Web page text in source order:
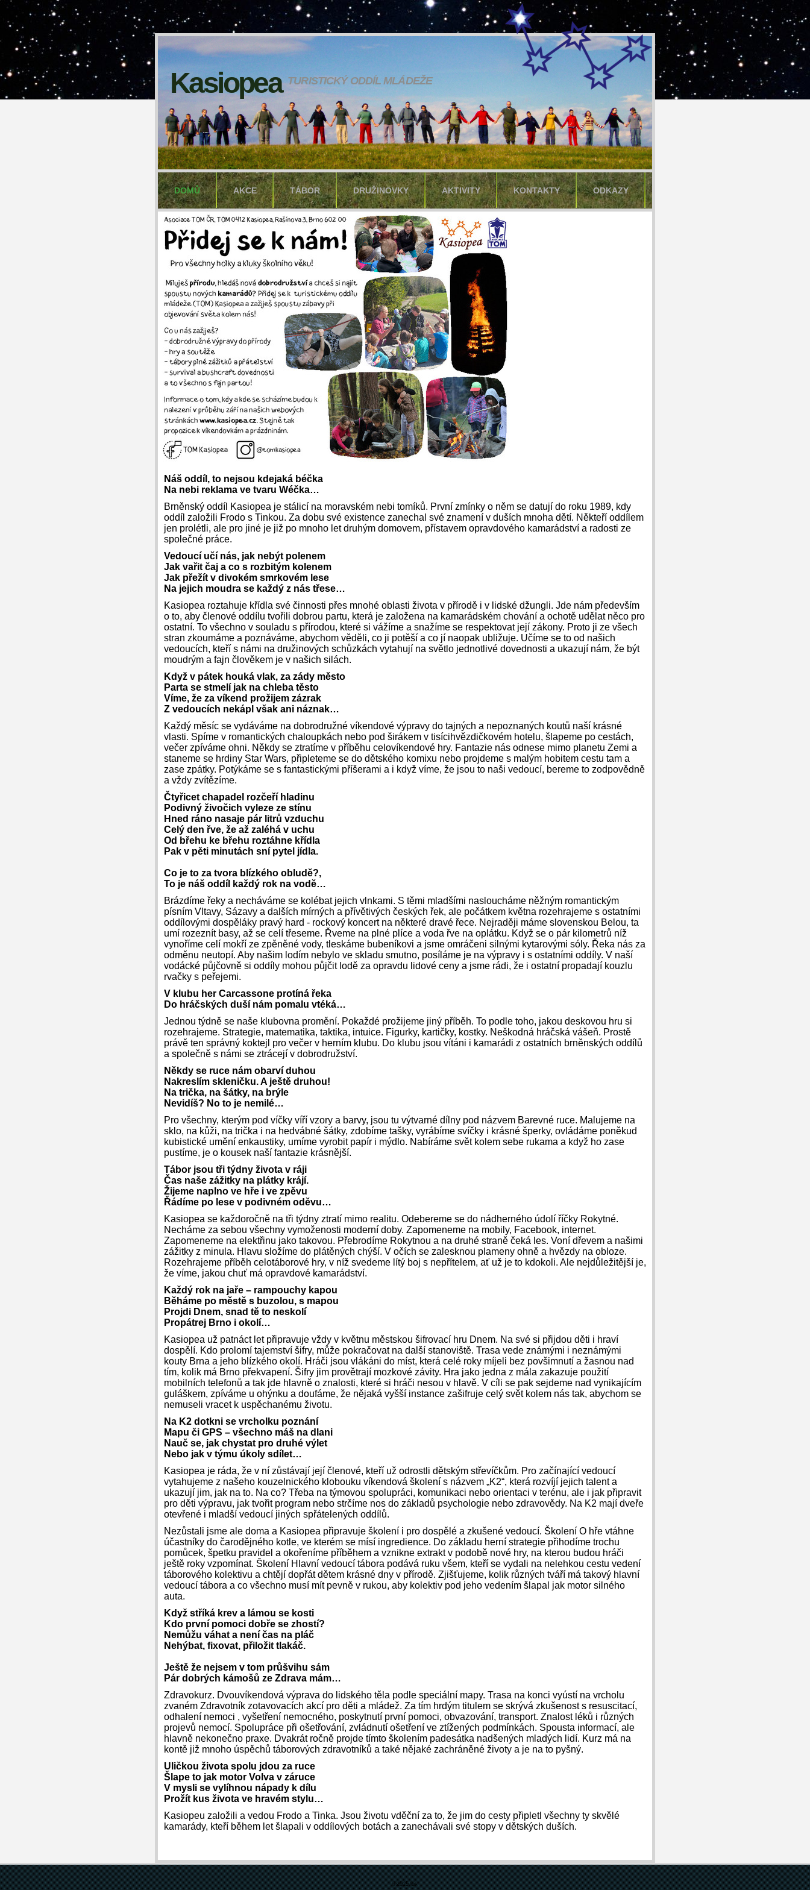
Kasiopea TURISTICKÝ ODDÍL MLÁDEŽE
DOMŮ AKCE TÁBOR DRUŽINOVKY AKTIVITY KONTAKTY ODKAZY
Náš oddíl, to nejsou kdejaká béčka
Na nebi reklama ve tvaru Wéčka…
Brněnský oddíl Kasiopea je stálicí na moravském nebi tomíků. První zmínky o něm se datují do roku 1989, kdy
oddíl založili Frodo s Tinkou. Za dobu své existence zanechal své znamení v duších mnoha dětí. Někteří oddílem
jen prolétli, ale pro jiné je již po mnoho let druhým domovem, přístavem opravdového kamarádství a radosti ze
společné práce.
Vedoucí učí nás, jak nebýt polenem
Jak vařit čaj a co s rozbitým kolenem
Jak přežít v divokém smrkovém lese
Na jejich moudra se každý z nás třese…
Kasiopea roztahuje křídla své činnosti přes mnohé oblasti života v přírodě i v lidské džungli. Jde nám především
o to, aby členové oddílu tvořili dobrou partu, která je založena na kamarádském chování a ochotě udělat něco pro
ostatní. To všechno v souladu s přírodou, které si vážíme a snažíme se respektovat její zákony. Proto ji ze všech
stran zkoumáme a poznáváme, abychom věděli, co ji potěší a co jí naopak ubližuje. Učíme se to od našich
vedoucích, kteří s námi na družinových schůzkách vytahují na světlo jednotlivé dovednosti a ukazují nám, že být
moudrým a fajn člověkem je v našich silách.
Když v pátek houká vlak, za zády město
Parta se stmelí jak na chleba těsto
Víme, že za víkend prožijem zázrak
Z vedoucích nekápl však ani náznak…
Každý měsíc se vydáváme na dobrodružné víkendové výpravy do tajných a nepoznaných koutů naší krásné
vlasti. Spíme v romantických chaloupkách nebo pod širákem v tisícihvězdičkovém hotelu, šlapeme po cestách,
večer zpíváme ohni. Někdy se ztratíme v příběhu celovíkendové hry. Fantazie nás odnese mimo planetu Zemi a
staneme se hrdiny Star Wars, připleteme se do dětského komixu nebo projdeme s malým hobitem cestu tam a
zase zpátky. Potýkáme se s fantastickými příšerami a i když víme, že jsou to naši vedoucí, bereme to zodpovědně
a vždy zvítězíme.
Čtyřicet chapadel rozčeří hladinu
Podivný živočich vyleze ze stínu
Hned ráno nasaje pár litrů vzduchu
Celý den řve, že až zaléhá v uchu
Od břehu ke břehu roztáhne křídla
Pak v pěti minutách sní pytel jídla.
Co je to za tvora blízkého obludě?,
To je náš oddíl každý rok na vodě…
Brázdíme řeky a necháváme se kolébat jejich vlnkami. S těmi mladšími nasloucháme něžným romantickým
písním Vltavy, Sázavy a dalších mírných a přívětivých českých řek, ale počátkem května rozehrajeme s ostatními
oddílovými dospěláky pravý hard - rockový koncert na některé dravé řece. Nejraději máme slovenskou Belou, ta
umí rozeznít basy, až se celí třeseme. Řveme na plné plíce a voda řve na oplátku. Když se o pár kilometrů níž
vynoříme celí mokří ze zpěněné vody, tleskáme bubeníkovi a jsme omráčeni silnými kytarovými sóly. Řeka nás za
odměnu neutopí. Aby našim lodím nebylo ve skladu smutno, posíláme je na výpravy i s ostatními oddíly. V naší
vodácké půjčovně si oddíly mohou půjčit lodě za opravdu lidové ceny a jsme rádi, že i ostatní propadají kouzlu
rvačky s peřejemi.
V klubu her Carcassone protíná řeka
Do hráčských duší nám pomalu vtéká…
Jednou týdně se naše klubovna promění. Pokaždé prožijeme jiný příběh. To podle toho, jakou deskovou hru si
rozehrajeme. Strategie, matematika, taktika, intuice. Figurky, kartičky, kostky. Neškodná hráčská vášeň. Prostě
právě ten správný koktejl pro večer v herním klubu. Do klubu jsou vítáni i kamarádi z ostatních brněnských oddílů
a společně s námi se ztrácejí v dobrodružství.
Někdy se ruce nám obarví duhou
Nakreslím skleničku. A ještě druhou!
Na trička, na šátky, na brýle
Nevidíš? No to je nemilé…
Pro všechny, kterým pod víčky víří vzory a barvy, jsou tu výtvarné dílny pod názvem Barevné ruce. Malujeme na
sklo, na kůži, na trička i na hedvábné šátky, zdobíme tašky, vyrábíme svíčky i krásné šperky, ovládáme poněkud
kubistické umění enkaustiky, umíme vyrobit papír i mýdlo. Nabíráme svět kolem sebe rukama a když ho zase
pustíme, je o kousek naší fantazie krásnější.
Tábor jsou tři týdny života v ráji
Čas naše zážitky na plátky krájí.
Žijeme naplno ve hře i ve zpěvu
Řádíme po lese v podivném oděvu…
Kasiopea se každoročně na tři týdny ztratí mimo realitu. Odebereme se do nádherného údolí říčky Rokytné.
Necháme za sebou všechny vymoženosti moderní doby. Zapomeneme na mobily, Facebook, internet.
Zapomeneme na elektřinu jako takovou. Přebrodíme Rokytnou a na druhé straně čeká les. Voní dřevem a našimi
zážitky z minula. Hlavu složíme do plátěných chýší. V očích se zalesknou plameny ohně a hvězdy na obloze.
Rozehrajeme příběh celotáborové hry, v níž svedeme lítý boj s nepřítelem, ať už je to kdokoli. Ale nejdůležitější je,
že víme, jakou chuť má opravdové kamarádství.
Každý rok na jaře – rampouchy kapou
Běháme po městě s buzolou, s mapou
Projdi Dnem, snad tě to neskolí
Propátrej Brno i okolí…
Kasiopea už patnáct let připravuje vždy v květnu městskou šifrovací hru Dnem. Na své si přijdou děti i hraví
dospělí. Kdo prolomí tajemství šifry, může pokračovat na další stanoviště. Trasa vede známými i neznámými
kouty Brna a jeho blízkého okolí. Hráči jsou vlákáni do míst, která celé roky míjeli bez povšimnutí a žasnou nad
tím, kolik má Brno překvapení. Šifry jim provětrají mozkové závity. Hra jako jedna z mála zakazuje použití
mobilních telefonů a tak jde hlavně o znalosti, které si hráči nesou v hlavě. V cíli se pak sejdeme nad vynikajícím
guláškem, zpíváme u ohýnku a doufáme, že nějaká vyšší instance zašifruje celý svět kolem nás tak, abychom se
nemuseli vracet k uspěchanému životu.
Na K2 dotkni se vrcholku poznání
Mapu či GPS – všechno máš na dlani
Nauč se, jak chystat pro druhé výlet
Nebo jak v týmu úkoly sdílet…
Kasiopea je ráda, že v ní zůstávají její členové, kteří už odrostli dětským střevíčkům. Pro začínající vedoucí
vytahujeme z našeho kouzelnického klobouku víkendová školení s názvem „K2“, která rozvíjí jejich talent a
ukazují jim, jak na to. Na co? Třeba na týmovou spolupráci, komunikaci nebo orientaci v terénu, ale i jak připravit
pro děti výpravu, jak tvořit program nebo strčíme nos do základů psychologie nebo zdravovědy. Na K2 mají dveře
otevřené i mladší vedoucí jiných spřátelených oddílů.
Nezůstali jsme ale doma a Kasiopea připravuje školení i pro dospělé a zkušené vedoucí. Školení O hře vtáhne
účastníky do čarodějného kotle, ve kterém se mísí ingredience. Do základu herní strategie přihodíme trochu
pomůcek, špetku pravidel a okořeníme příběhem a vznikne extrakt v podobě nové hry, na kterou budou hráči
ještě roky vzpomínat. Školení Hlavní vedoucí tábora podává ruku všem, kteří se vydali na nelehkou cestu vedení
táborového kolektivu a chtějí dopřát dětem krásné dny v přírodě. Zjišťujeme, kolik různých tváří má takový hlavní
vedoucí tábora a co všechno musí mít pevně v rukou, aby kolektiv pod jeho vedením šlapal jak motor silného
auta.
Když stříká krev a lámou se kosti
Kdo první pomoci dobře se zhostí?
Nemůžu váhat a není čas na pláč
Nehýbat, fixovat, přiložit tlakáč.
Ještě že nejsem v tom průšvihu sám
Pár dobrých kámošů ze Zdrava mám…
Zdravokurz. Dvouvíkendová výprava do lidského těla podle speciální mapy. Trasa na konci vyústí na vrcholu
zvaném Zdravotník zotavovacích akcí pro děti a mládež. Za tím hrdým titulem se skrývá zkušenost s resuscitací,
odhalení nemoci , vyšetření nemocného, poskytnutí první pomoci, obvazování, transport. Znalost léků i různých
projevů nemocí. Spolupráce při ošetřování, zvládnutí ošetření ve ztížených podmínkách. Spousta informací, ale
hlavně nekonečno praxe. Dvakrát ročně projde tímto školením padesátka nadšených mladých lidí. Kurz má na
kontě již mnoho úspěchů táborových zdravotníků a také nějaké zachráněné životy a je na to pyšný.
Uličkou života spolu jdou za ruce
Šlape to jak motor Volva v záruce
V mysli se vylíhnou nápady k dílu
Prožít kus života ve hravém stylu…
Kasiopeu založili a vedou Frodo a Tinka. Jsou životu vděční za to, že jim do cesty připletl všechny ty skvělé
kamarády, kteří během let šlapali v oddílových botách a zanechávali své stopy v dětských duších.
©2015 luk